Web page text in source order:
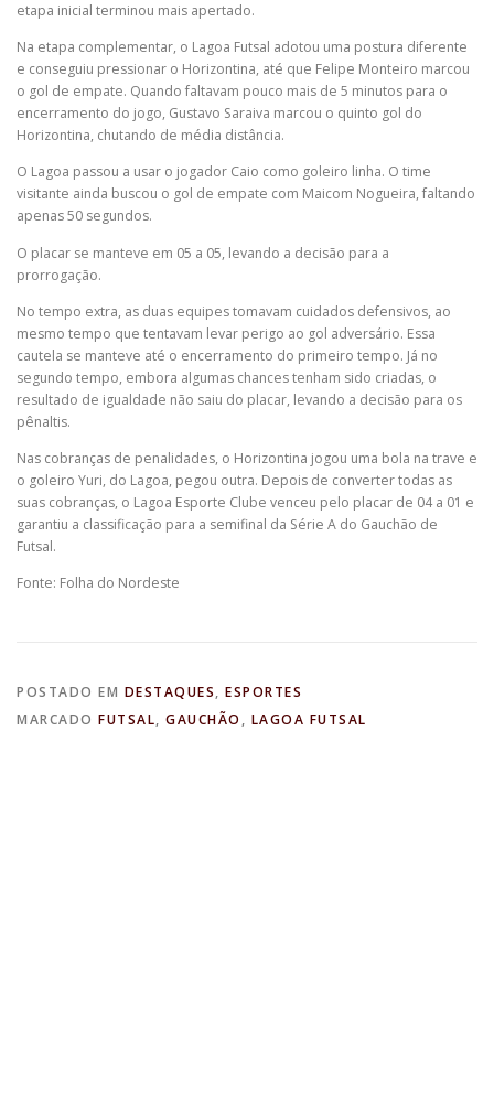
etapa inicial terminou mais apertado.
Na etapa complementar, o Lagoa Futsal adotou uma postura diferente
e conseguiu pressionar o Horizontina, até que Felipe Monteiro marcou
o gol de empate. Quando faltavam pouco mais de 5 minutos para o
encerramento do jogo, Gustavo Saraiva marcou o quinto gol do
Horizontina, chutando de média distância.
O Lagoa passou a usar o jogador Caio como goleiro linha. O time
visitante ainda buscou o gol de empate com Maicom Nogueira, faltando
apenas 50 segundos.
O placar se manteve em 05 a 05, levando a decisão para a
prorrogação.
No tempo extra, as duas equipes tomavam cuidados defensivos, ao
mesmo tempo que tentavam levar perigo ao gol adversário. Essa
cautela se manteve até o encerramento do primeiro tempo. Já no
segundo tempo, embora algumas chances tenham sido criadas, o
resultado de igualdade não saiu do placar, levando a decisão para os
pênaltis.
Nas cobranças de penalidades, o Horizontina jogou uma bola na trave e
o goleiro Yuri, do Lagoa, pegou outra. Depois de converter todas as
suas cobranças, o Lagoa Esporte Clube venceu pelo placar de 04 a 01 e
garantiu a classificação para a semifinal da Série A do Gauchão de
Futsal.
Fonte: Folha do Nordeste
POSTADO EM DESTAQUES, ESPORTES
MARCADO FUTSAL, GAUCHÃO , LAGOA FUTSAL